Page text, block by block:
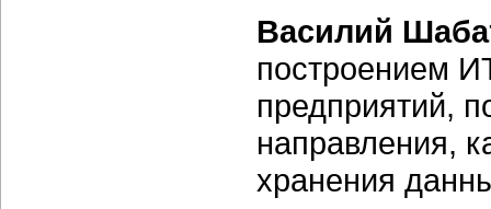
Василий
построением
предприятий,
направления,
хранения